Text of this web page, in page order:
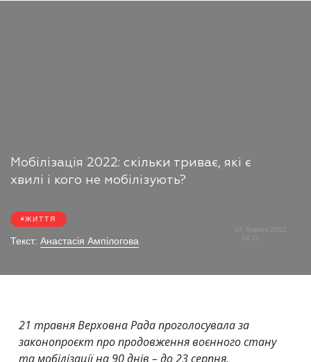
Мобілізація 2022: скільки триває, які є
хвилі і кого не мобілізують?
ЖИТТЯ
Текст: Анастасія Ампілогова
21 травня Верховна Рада проголосувала за
законопроєкт про продовження воєнного стану
та мобілізації на 90 днів – до 23 серпня.